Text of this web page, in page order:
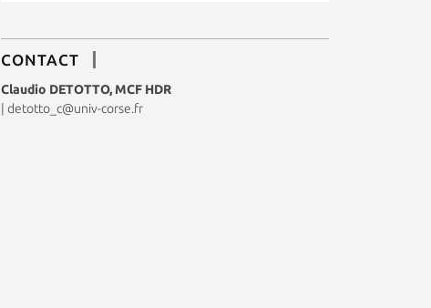
CONTACT
Claudio DETOTTO, MCF HDR
detotto_c@univ-corse.fr